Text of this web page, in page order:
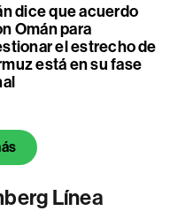
dice que acuerdo
Omán para
el estrecho de
está en su fase
Línea